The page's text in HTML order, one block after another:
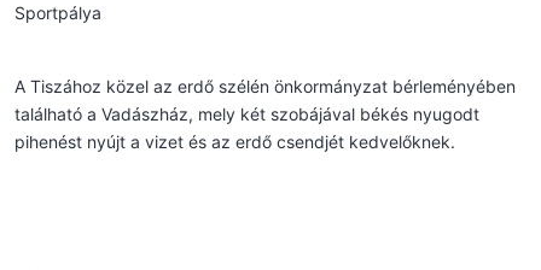
Sportpálya
A Tiszához közel az erdő szélén önkormányzat bérleményében
található a Vadászház, mely két szobájával békés nyugodt
pihenést nyújt a vizet és az erdő csendjét kedvelőknek.